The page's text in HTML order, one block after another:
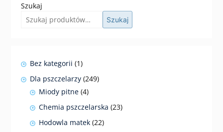
Szukaj
Szukaj
Bez kategorii 11
Dla pszczelarzy 249249
Miody pitne 44
Chemia pszczelarska 2323
Hodowla matek 2222